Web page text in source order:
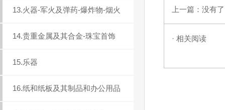
13.火器-军火及弹药-爆炸物-烟火
14.贵重金属及其合金-珠宝首饰
15.乐器
16.纸和纸板及其制品和办公用品
上一篇：没有
· 相关阅读